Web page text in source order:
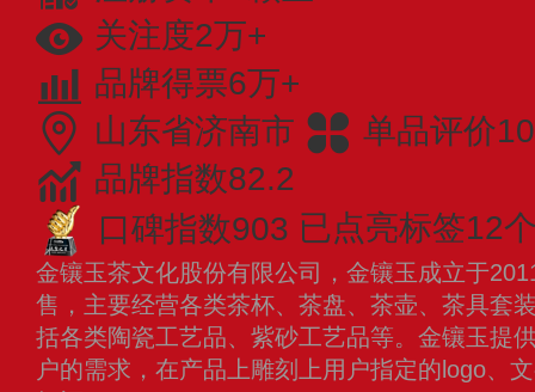
关注度2万+
品牌得票6万+
山东省济南市
单品评价
品牌指数82.2
口碑指数903 已点亮标签12
金镶玉茶文化股份有限公司，金镶玉成立于
售，主要经营各类茶杯、茶盘、茶壶、茶具套
括各类陶瓷工艺品、紫砂工艺品等。金镶玉提
户的需求，在产品上雕刻上用户指定的logo、